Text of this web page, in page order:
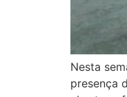
Nesta
presença